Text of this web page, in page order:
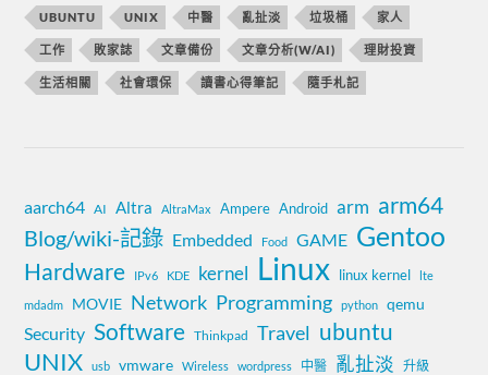
UBUNTU UNIX 中醫 亂扯淡 垃圾桶 家人
工作 敗家誌 文章備份 文章分析(W/AI) 理財投資
生活相關 社會環保 讀書心得筆記 隨手札記
aarch64 AI Altra AltraMax Ampere Android arm arm64
Blog/wiki-記錄 Embedded Food GAME Gentoo
Hardware IPv6 KDE kernel Linux linux kernel lte
mdadm MOVIE Network Programming python qemu
Security Software Thinkpad Travel ubuntu
UNIX usb vmware Wireless wordpress 中醫 亂扯淡 升級